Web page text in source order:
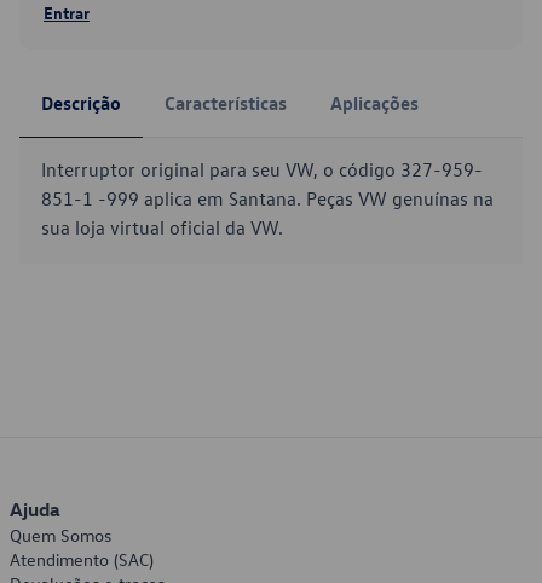
Entrar
Descrição Características Aplicações
Interruptor original para seu VW, o código 327-959-
851-1 -999 aplica em Santana. Peças VW genuínas na
sua loja virtual oficial da VW.
Ajuda
Quem Somos
Atendimento (SAC)